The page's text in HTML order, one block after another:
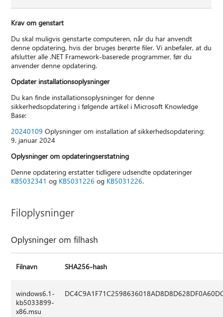
Krav om genstart
Du skal muligvis genstarte computeren, når du har anvendt
denne opdatering, hvis der bruges berørte filer. Vi anbefaler, at du
afslutter alle .NET Framework-baserede programmer, før du
anvender denne opdatering.
Opdater installationsoplysninger
Du kan finde installationsoplysninger for denne
sikkerhedsopdatering i følgende artikel i Microsoft Knowledge
Base:
20240109 Oplysninger om installation af sikkerhedsopdatering:
9. januar 2024
Oplysninger om opdateringserstatning
Denne opdatering erstatter tidligere udsendte opdateringer
KB5032341 og KB5031226 og KB5031226.
Filoplysninger
Oplysninger om filhash
Filnavn SHA256-hash
windows6.1-
kb5033899-
x86.msu